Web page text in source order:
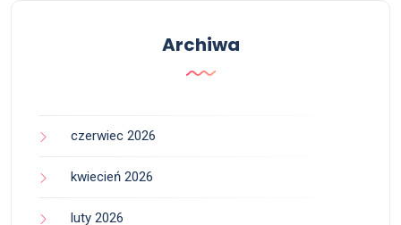
Archiwa
czerwiec 2026
kwiecień 2026
luty 2026